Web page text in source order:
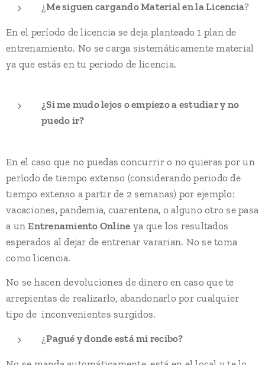
¿Me siguen cargando Material en la Licencia?
En el período de licencia se deja planteado 1 plan de
entrenamiento. No se carga sistemáticamente material
ya que estás en tu periodo de licencia.
¿Si me mudo lejos o empiezo a estudiar y no
puedo ir?
En el caso que no puedas concurrir o no quieras por un
período de tiempo extenso (considerando periodo de
tiempo extenso a partir de 2 semanas) por ejemplo:
vacaciones, pandemia, cuarentena, o alguno otro se pasa
a unEntrenamiento Online ya que los resultados
esperados al dejar de entrenar vararian. No se toma
como licencia.
No se hacen devoluciones de dinero en caso que te
arrepientas de realizarlo, abandonarlo por cualquier
tipo de inconvenientes surgidos.
¿Pagué y donde está mi recibo?